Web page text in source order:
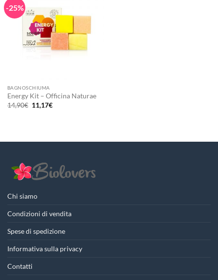
-25%
BAGNOSCHIUMA
Energy Kit – Officina Naturae
14,90€ Il
prezzo
11,17€Il
Chi siamo
Condizioni di vendita
Spese di spedizione
Informativa sulla privacy
Contatti